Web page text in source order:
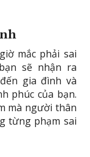
mắc phải sai
sẽ nhận ra
gia đình và
phúc của bạn.
mà người thân
từng phạm sai